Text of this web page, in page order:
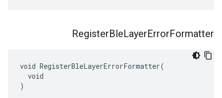
RegisterBleLayerErrorFormatter
void RegisterBleLayerErrorFormatter(
  void
)